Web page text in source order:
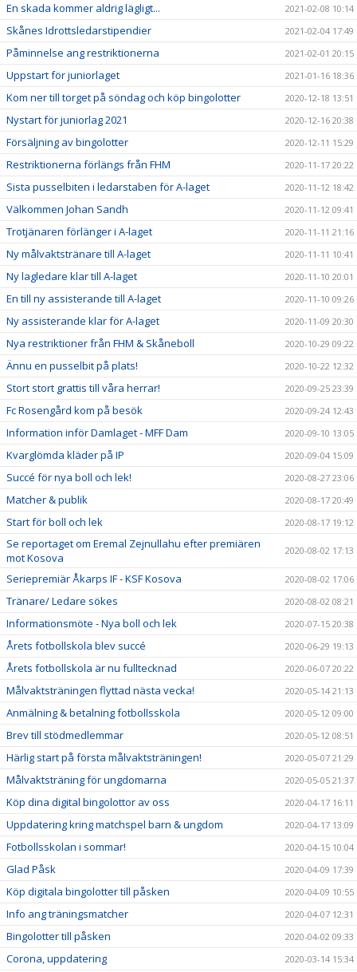
En skada kommer aldrig lägligt... 2021-02-08 10:14
Skånes Idrottsledarstipendier 2021-02-04 17:49
Påminnelse ang restriktionerna 2021-02-01 20:15
Uppstart för juniorlaget 2021-01-16 18:36
Kom ner till torget på söndag och köp bingolotter 2020-12-18 13:51
Nystart för juniorlag 2021 2020-12-16 20:38
Försäljning av bingolotter 2020-12-11 15:29
Restriktionerna förlängs från FHM 2020-11-17 20:22
Sista pusselbiten i ledarstaben för A-laget 2020-11-12 18:42
Välkommen Johan Sandh 2020-11-12 09:41
Trotjänaren förlänger i A-laget 2020-11-11 21:16
Ny målvaktstränare till A-laget 2020-11-11 10:41
Ny lagledare klar till A-laget 2020-11-10 20:01
En till ny assisterande till A-laget 2020-11-10 09:26
Ny assisterande klar för A-laget 2020-11-09 20:30
Nya restriktioner från FHM & Skåneboll 2020-10-29 09:22
Ännu en pusselbit på plats! 2020-10-22 12:32
Stort stort grattis till våra herrar! 2020-09-25 23:39
Fc Rosengård kom på besök 2020-09-24 12:43
Information inför Damlaget - MFF Dam 2020-09-10 13:05
Kvarglömda kläder på IP 2020-09-04 15:09
Succé för nya boll och lek! 2020-08-27 23:06
Matcher & publik 2020-08-17 20:49
Start för boll och lek 2020-08-17 19:12
Se reportaget om Eremal Zejnullahu efter premiären
mot Kosova
2020-08-02 17:13
Seriepremiär Åkarps IF - KSF Kosova 2020-08-02 17:06
Tränare/ Ledare sökes 2020-08-02 08:21
Informationsmöte - Nya boll och lek 2020-07-15 20:38
Årets fotbollskola blev succé 2020-06-29 19:13
Årets fotbollskola är nu fulltecknad 2020-06-07 20:22
Målvaktsträningen flyttad nästa vecka! 2020-05-14 21:13
Anmälning & betalning fotbollsskola 2020-05-12 09:00
Brev till stödmedlemmar 2020-05-12 08:51
Härlig start på första målvaktsträningen! 2020-05-07 21:29
Målvaktsträning för ungdomarna 2020-05-05 21:37
Köp dina digital bingolottor av oss 2020-04-17 16:11
Uppdatering kring matchspel barn & ungdom 2020-04-17 13:09
Fotbollsskolan i sommar! 2020-04-15 10:04
Glad Påsk 2020-04-09 17:39
Köp digitala bingolotter till påsken 2020-04-09 10:55
Info ang träningsmatcher 2020-04-07 12:31
Bingolotter till påsken 2020-04-02 09:33
Corona, uppdatering 2020-03-14 15:34